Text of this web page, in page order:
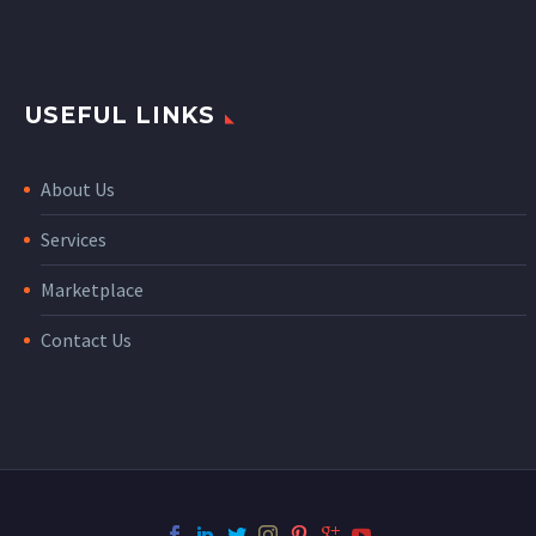
USEFUL LINKS
About Us
Services
Marketplace
Contact Us